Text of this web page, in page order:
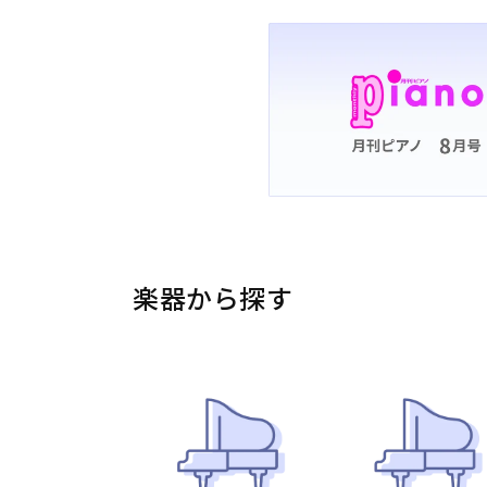
楽器から探す